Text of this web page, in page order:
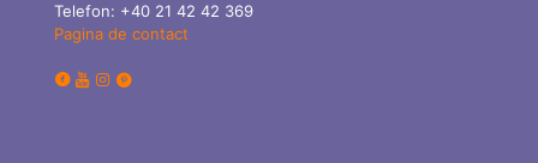
Telefon: +40 21 42 42 369
Pagina de contact